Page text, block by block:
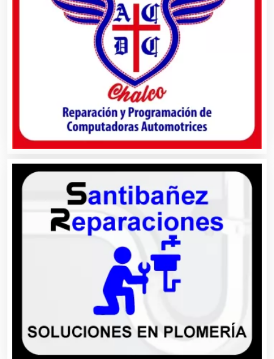
Asociaciones Civiles
Asociaciones Empresariales
Audio, Sonido e Iluminación
Audios para Eventos
Autobuses
Automatización
Automóviles Nuevos y Usados
Autopartes Eléctricas